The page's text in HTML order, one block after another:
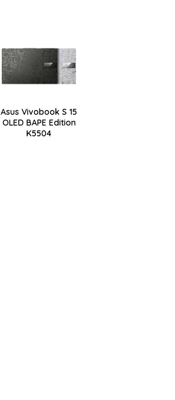
Asus Vivobook S 15
OLED BAPE Edition
K5504